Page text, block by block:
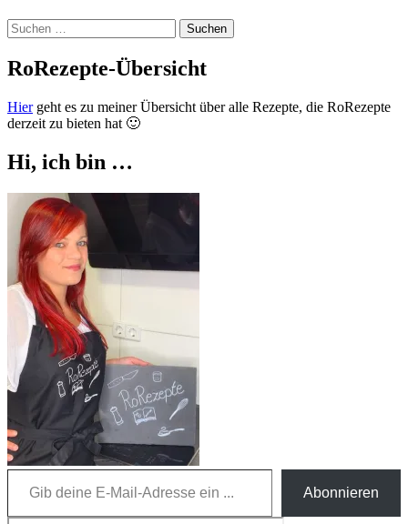
Suchen
nach:
RoRezepte-Übersicht
Hiergeht es zu meiner Übersicht über alle Rezepte, die RoRezepte
derzeit zu bieten hat 🙂
Hi, ich bin …
Gib deine E-Mail-Adresse ein ...
Abonnieren